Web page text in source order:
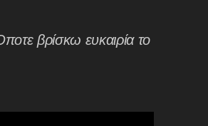
βρίσκω ευκαιρία το